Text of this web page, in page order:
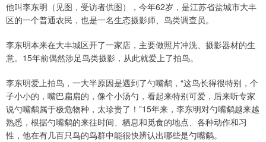
他叫李东明（见图，受访者供图），今年62岁，是江苏省盐城市大丰
区的一个普通农民，也是一名生态摄影师、鸟类调查员。
李东明本来在大丰城区开了一家店，主要做照片冲洗、摄影器材的生
意。15年前偶然涉足鸟类摄影，从此就爱上了拍鸟。
李东明爱上拍鸟，一大半原因是遇到了勺嘴鹬，“这鸟长得很特别，个
子小小的，嘴巴扁扁的，像个小汤勺，看起来特别可爱，后来听专家
说勺嘴鹬属于极危物种，太珍贵了！”15年来，李东明对勺嘴鹬越来越
熟悉，根据勺嘴鹬的来往时间、栖息和觅食的地点、各种动作和习
性，他在有几百只鸟的鸟群中能很快辨认出哪些是勺嘴鹬。